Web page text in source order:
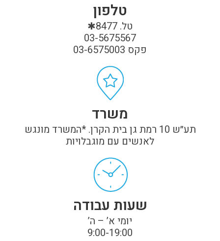
טלפון
טל. 8477✱
03-5675567
פקס 03-6575003
משרד
תע״ש 10 רמת גן בית הקרן. *המשרד מונגש
לאנשים עם מוגבלויות
שעות עבודה
יומי א’ – ה’
9:00-19:00